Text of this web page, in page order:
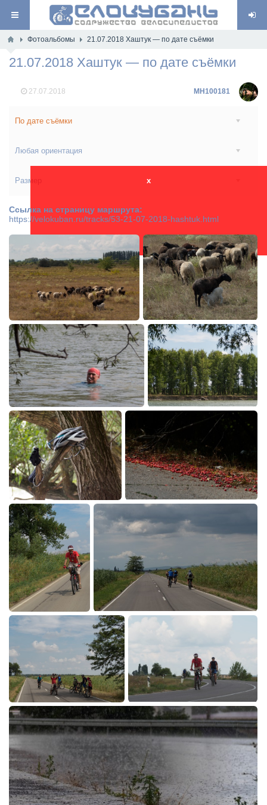
Фотоальбомы 21.07.2018 Хаштук — по дате съёмки
21.07.2018 Хаштук — по дате съёмки
27.07.2018 MH100181
По дате съёмки
Любая ориентация
Размер x
Ссылка на страницу маршрута:
https://velokuban.ru/tracks/53-21-07-2018-hashtuk.html